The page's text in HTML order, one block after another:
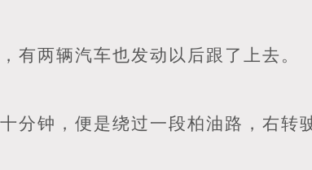
有两辆汽车也发动以后跟了上去。
分钟，便是绕过一段柏油路，右转